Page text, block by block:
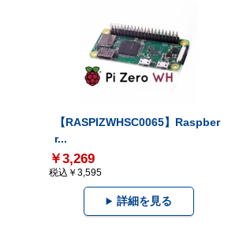
【RASPIZWHSC0065】Raspber
r...
￥3,269
税込￥3,595
詳細を見る